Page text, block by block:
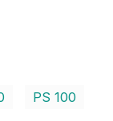
PS 100